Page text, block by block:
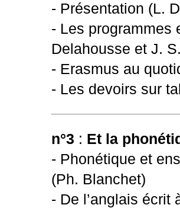
- Présentation (L.
- Les programmes
Delahousse et J.
- Erasmus au
- Les devoirs sur
n°3 : Et la
- Phonétique et
(Ph. Blanchet)
- De l’anglais écrit